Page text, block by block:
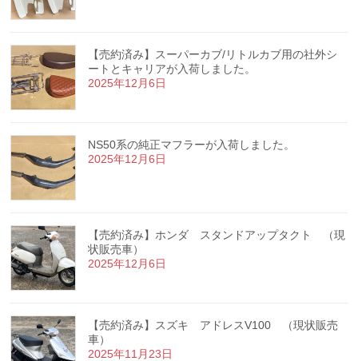
【売約済み】スーパーカブ/リトルカブ用の社外シ
ートとキャリアが入荷しました。
2025年12月6日
NS50系の純正マフラーが入荷しました。
2025年12月6日
【売約済み】ホンダ スタンドアップタクト （現
状販売車）
2025年12月6日
【売約済み】スズキ アドレスV100 （現状販売
車）
2025年11月23日